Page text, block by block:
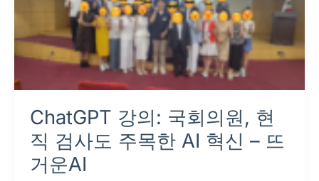
ChatGPT 강의: 국회의원, 현
직 검사도 주목한 AI 혁신 – 뜨
거운AI
주
목
혁
신
뜨